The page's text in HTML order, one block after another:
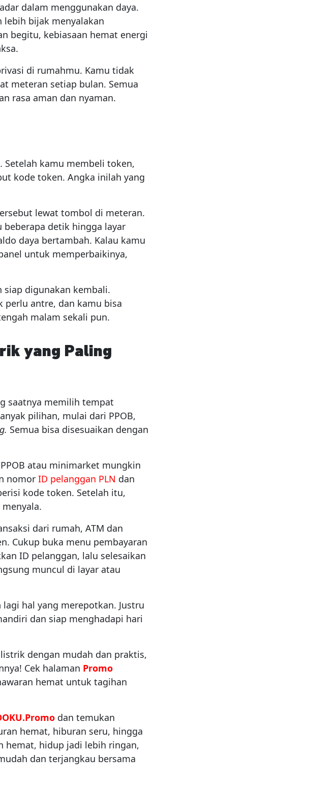
dalam menggunakan daya.
lebih bijak menyalakan
begitu, kebiasaan hemat energi
di rumahmu. Kamu tidak
meteran setiap bulan. Semua
rasa aman dan nyaman.
kamu membeli token,
kode token. Angka inilah yang
lewat tombol di meteran.
beberapa detik hingga layar
daya bertambah. Kalau kamu
untuk memperbaikinya,
digunakan kembali.
perlu antre, dan kamu bisa
malam sekali pun.
yang Paling
saatnya memilih tempat
pilihan, mulai dari PPOB,
Semua bisa disesuaikan dengan
atau minimarket mungkin
nomor ID pelanggan PLN dan
kode token. Setelah itu,
dari rumah, ATM dan
Cukup buka menu pembayaran
ID pelanggan, lalu selesaikan
muncul di layar atau
hal yang merepotkan. Justru
dan siap menghadapi hari
dengan mudah dan praktis,
Cek halaman Promo
hemat untuk tagihan
dan temukan
hemat, hiburan seru, hingga
hemat, hidup jadi lebih ringan,
dan terjangkau bersama